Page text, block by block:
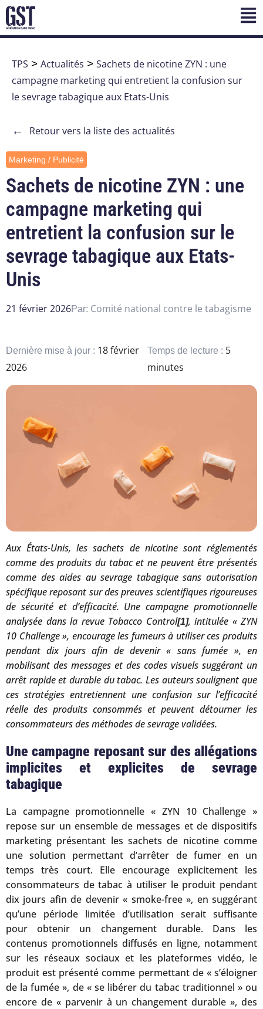
TPS > Actualités > Sachets de nicotine ZYN : une
campagne marketing qui entretient la confusion sur
le sevrage tabagique aux Etats-Unis
← Retour vers la liste des actualités
Marketing / Publicité
Sachets de nicotine ZYN : une
campagne marketing qui
entretient la confusion sur le
sevrage tabagique aux Etats-
Unis
21 février 2026Par: Comité national contre le tabagisme
Dernière mise à jour : 18 février
2026
Temps de lecture : 5
minutes
Aux États-Unis, les sachets de nicotine sont réglementés
comme des produits du tabac et ne peuvent être présentés
comme des aides au sevrage tabagique sans autorisation
spécifique reposant sur des preuves scientifiques rigoureuses
de sécurité et d’efficacité. Une campagne promotionnelle
analysée dans la revue Tobacco Control[1], intitulée « ZYN
10 Challenge », encourage les fumeurs à utiliser ces produits
pendant dix jours afin de devenir « sans fumée », en
mobilisant des messages et des codes visuels suggérant un
arrêt rapide et durable du tabac. Les auteurs soulignent que
ces stratégies entretiennent une confusion sur l’efficacité
réelle des produits consommés et peuvent détourner les
consommateurs des méthodes de sevrage validées.
Une campagne reposant sur des allégations
implicites et explicites de sevrage
tabagique
La campagne promotionnelle « ZYN 10 Challenge »
repose sur un ensemble de messages et de dispositifs
marketing présentant les sachets de nicotine comme
une solution permettant d’arrêter de fumer en un
temps très court. Elle encourage explicitement les
consommateurs de tabac à utiliser le produit pendant
dix jours afin de devenir « smoke-free », en suggérant
qu’une période limitée d’utilisation serait suffisante
pour obtenir un changement durable. Dans les
contenus promotionnels diffusés en ligne, notamment
sur les réseaux sociaux et les plateformes vidéo, le
produit est présenté comme permettant de « s’éloigner
de la fumée », de « se libérer du tabac traditionnel » ou
encore de « parvenir à un changement durable », des